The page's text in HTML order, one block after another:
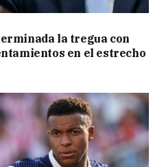
la tregua con
en el estrecho